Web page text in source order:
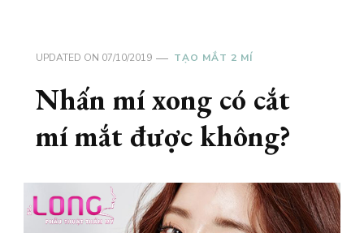
UPDATED ON 07/10/2019 TẠO MẮT 2 MÍ
Nhấn mí xong có cắt
mí mắt được không?